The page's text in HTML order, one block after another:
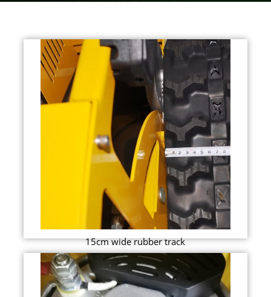
15cm wide rubber track